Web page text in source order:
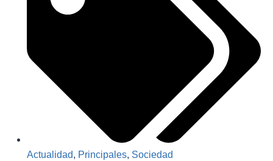
Actualidad, Principales, Sociedad